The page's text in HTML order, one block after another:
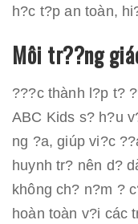
h?c t?p an toàn,
Môi tr??ng
???c thành l?p t?
ABC Kids s? h?u
ng ?a, giúp vi?c
huynh tr? nên d?
không ch? n?m ?
hoàn toàn v?i các